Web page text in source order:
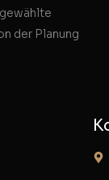
der Planung